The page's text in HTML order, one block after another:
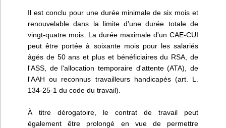
Il est conclu pour une durée minimale de six mois et
renouvelable dans la limite d'une durée totale de
vingt-quatre mois. La durée maximale d'un CAE-CUI
peut être portée à soixante mois pour les salariés
âgés de 50 ans et plus et bénéficiaires du RSA, de
l'ASS, de l'allocation temporaire d'attente (ATA), de
l'AAH ou reconnus travailleurs handicapés (art. L.
134-25-1 du code du travail).
À titre dérogatoire, le contrat de travail peut
également être prolongé en vue de permettre